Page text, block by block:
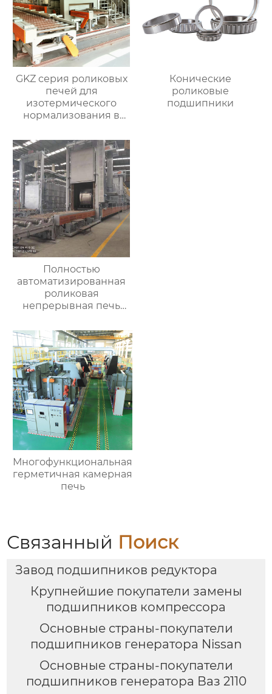
GKZ серия роликовых
печей для
изотермического
нормализования в
процессе
Конические
роликовые
подшипники
Полностью
автоматизированная
роликовая
непрерывная печь
алюминиевых листов
Многофункциональная
герметичная камерная
печь
Связанный Поиск
Завод подшипников редуктора
Крупнейшие покупатели замены
подшипников компрессора
Основные страны-покупатели
подшипников генератора Nissan
Основные страны-покупатели
подшипников генератора Ваз 2110